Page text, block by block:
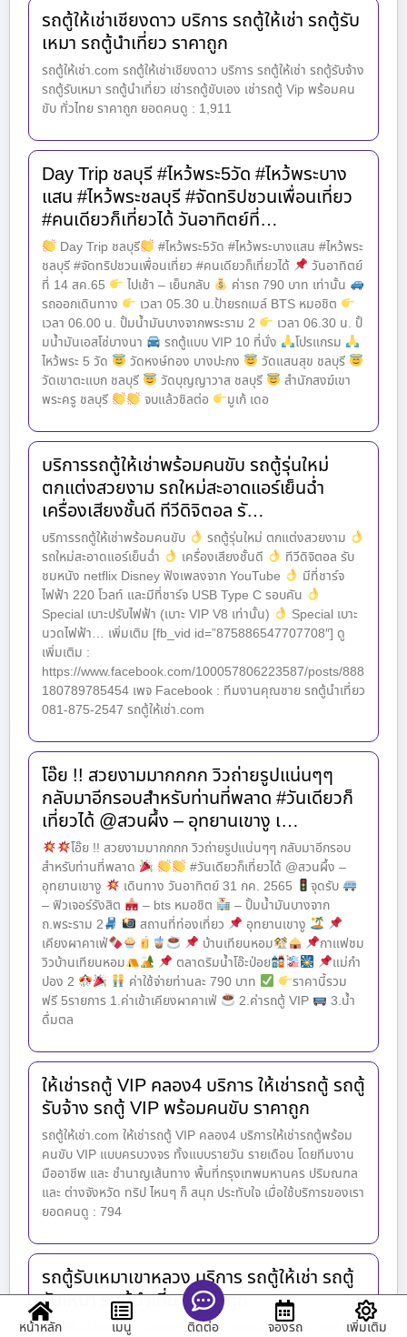
รถตู้ให้เช่าเชียงดาว บริการ รถตู้ให้เช่า รถตู้รับ
เหมา รถตู้นำเที่ยว ราคาถูก
รถตู้ให้เช่า.com รถตู้ให้เช่าเชียงดาว บริการ รถตู้ให้เช่า รถตู้รับจ้าง
รถตู้รับเหมา รถตู้นำเที่ยว เช่ารถตู้ขับเอง เช่ารถตู้ Vip พร้อมคน
ขับ ทั่วไทย ราคาถูก ยอดคนดู : 1,911
Day Trip ชลบุรี #ไหว้พระ5วัด #ไหว้พระบาง
แสน #ไหว้พระชลบุรี #จัดทริปชวนเพื่อนเที่ยว
#คนเดียวก็เที่ยวได้ วันอาทิตย์ที่…
Day Trip ชลบุรี
#ไหว้พระ5วัด #ไหว้พระบางแสน #ไหว้พระ
ชลบุรี #จัดทริปชวนเพื่อนเที่ยว #คนเดียวก็เที่ยวได้
วันอาทิตย์
ที่ 14 สค.65
ไปเช้า – เย็นกลับ
ค่ารถ 790 บาท เท่านั้น
รถออกเดินทาง
เวลา 05.30 น.ป้ายรถเมล์ BTS หมอชิต
เวลา 06.00 น. ปั้มน้ำมันบางจากพระราม 2
เวลา 06.30 น. ปั้
มน้ำมันเอสโซ่บางนา
รถตู้แบบ VIP 10 ที่นั่ง
โปรแกรม
ไหว้พระ 5 วัด
วัดหงษ์ทอง บางปะกง
วัดแสนสุข ชลบุรี
วัดเขาตะแบก ชลบุรี
วัดบุญญาวาส ชลบุรี
สำนักสงฆ์เขา
พระครู ชลบุรี
จบแล้วชิลต่อ มูเก้ เดอ
บริการรถตู้ให้เช่าพร้อมคนขับ รถตู้รุ่นใหม่
ตกแต่งสวยงาม รถใหม่สะอาดแอร์เย็นฉ่ำ
เครื่องเสียงชั้นดี ทีวีดิจิตอล รั…
บริการรถตู้ให้เช่าพร้อมคนขับ
รถตู้รุ่นใหม่ ตกแต่งสวยงาม
รถใหม่สะอาดแอร์เย็นฉ่ำ
เครื่องเสียงชั้นดี
ทีวีดิจิตอล รับ
ชมหนัง netflix Disney ฟังเพลงจาก YouTube
มีที่ชาร์จ
ไฟฟ้า 220 โวลท์ และมีที่ชาร์จ USB Type C รอบคัน
Special เบาะปรับไฟฟ้า (เบาะ VIP V8 เท่านั้น)
Special เบาะ
นวดไฟฟ้า… เพิ่มเติม [fb_vid id=”875886547707708″] ดู
เพิ่มเติม :
https://www.facebook.com/100057806223587/posts/888
180789785454 เพจ Facebook : ทีมงานคุณชาย รถตู้นำเที่ยว
081-875-2547 รถตู้ให้เช่า.com
โอ๊ย !! สวยงามมากกกก วิวถ่ายรูปแน่นๆๆ
กลับมาอีกรอบสำหรับท่านที่พลาด #วันเดียวก็
เที่ยวได้ @สวนผึ้ง – อุทยานเขางู เ…
โอ๊ย !! สวยงามมากกกก วิวถ่ายรูปแน่นๆๆ กลับมาอีกรอบ
สำหรับท่านที่พลาด
#วันเดียวก็เที่ยวได้ @สวนผึ้ง –
อุทยานเขางู
เดินทาง วันอาทิตย์ 31 กค. 2565
จุดรับ
– ฟิวเจอร์รังสิต
– bts หมอชิต
– ปั้มน้ำมันบางจาก
ถ.พระราม 2
สถานที่ท่องเที่ยว
อุทยานเขางู
เคียงผาคาเฟ่
บ้านเทียนหอม
กาแฟชม
วิวบ้านเทียนหอม
ตลาดริมน้ำโอ๊ะป่อย
แม่กำ
ปอง 2
ค่าใช้จ่ายท่านละ 790 บาท
ราคานี้รวม
ฟรี 5รายการ 1.ค่าเข้าเคียงผาคาเฟ่
2.ค่ารถตู้ VIP
3.น้ำ
ดื่มตล
ให้เช่ารถตู้ VIP คลอง4 บริการ ให้เช่ารถตู้ รถตู้
รับจ้าง รถตู้ VIP พร้อมคนขับ ราคาถูก
รถตู้ให้เช่า.com ให้เช่ารถตู้ VIP คลอง4 บริการให้เช่ารถตู้พร้อม
คนขับ VIP แบบครบวงจร ทั้งแบบรายวัน รายเดือน โดยทีมงาน
มืออาชีพ และ ชำนาญเส้นทาง พื้นที่กรุงเทพมหานคร ปริมณฑล
และ ต่างจังหวัด ทริป ไหนๆ ก็ สนุก ประทับใจ เมื่อใช้บริการของเรา
ยอดคนดู : 794
รถตู้รับเหมาเขาหลวง บริการ รถตู้ให้เช่า รถตู้
รับเหมา รถตู้นำเที่ยว ราคาถูก
รถตู้ให้เช่า.com รถตู้รับเหมาเขาหลวง บริการ รถตู้ให้เช่า รถตู้
หน้าหลัก เมนู ติดต่อ จองรถ เพิ่มเติม